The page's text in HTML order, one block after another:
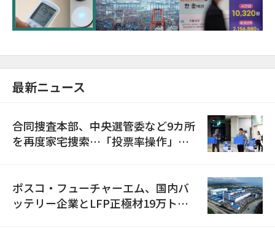
最新ニュース
合同捜査本部、中央選管委など9カ所
を再度家宅捜索…「投票率操作」の
ポスコ・フューチャーエム、国内バ
ッテリー企業とLFP正極材19万トン